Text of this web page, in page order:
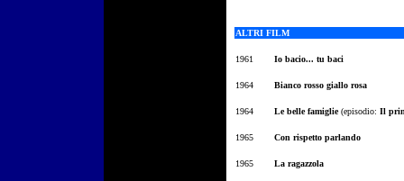
ALTRI FILM
1961 Io bacio... tu baci
1964 Bianco rosso giallo rosa
1964 Le belle famiglie(episodio: Il
1965 Con rispetto parlando
1965 La ragazzola